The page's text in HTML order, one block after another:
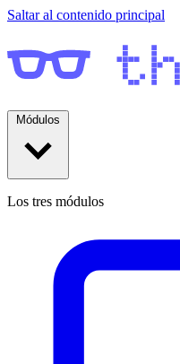
Saltar al contenido principal
Los tres módulos